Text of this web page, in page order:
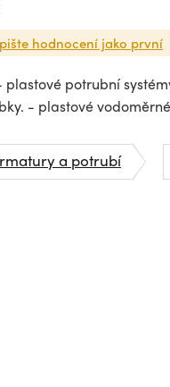
hodnocení jako první
potrubní
- plastové
a potrubí